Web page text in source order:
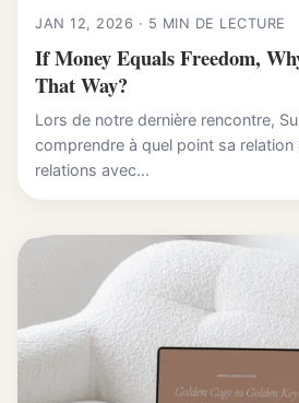
JAN 12, 2026 · 5 MIN DE LECTURE
If Money Equals Freedom,
That Way?
Lors de notre dernière rencontre,
comprendre à quel point sa
relations avec...